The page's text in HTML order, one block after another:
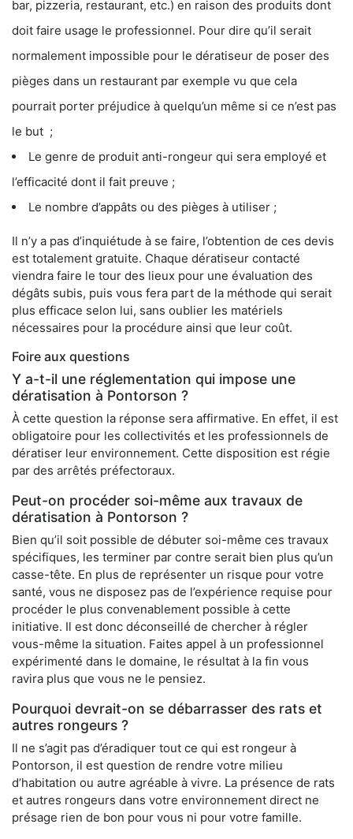
bar, pizzeria, restaurant, etc.) en raison des produits dont
doit faire usage le professionnel. Pour dire qu’il serait
normalement impossible pour le dératiseur de poser des
pièges dans un restaurant par exemple vu que cela
pourrait porter préjudice à quelqu’un même si ce n’est pas
le but ;
Le genre de produit anti-rongeur qui sera employé et
l’efficacité dont il fait preuve ;
Le nombre d’appâts ou des pièges à utiliser ;
Il n’y a pas d’inquiétude à se faire, l’obtention de ces devis
est totalement gratuite. Chaque dératiseur contacté
viendra faire le tour des lieux pour une évaluation des
dégâts subis, puis vous fera part de la méthode qui serait
plus efficace selon lui, sans oublier les matériels
nécessaires pour la procédure ainsi que leur coût.
Foire aux questions
Y a-t-il une réglementation qui impose une
dératisation à Pontorson ?
À cette question la réponse sera affirmative. En effet, il est
obligatoire pour les collectivités et les professionnels de
dératiser leur environnement. Cette disposition est régie
par des arrêtés préfectoraux.
Peut-on procéder soi-même aux travaux de
dératisation à Pontorson ?
Bien qu’il soit possible de débuter soi-même ces travaux
spécifiques, les terminer par contre serait bien plus qu’un
casse-tête. En plus de représenter un risque pour votre
santé, vous ne disposez pas de l’expérience requise pour
procéder le plus convenablement possible à cette
initiative. Il est donc déconseillé de chercher à régler
vous-même la situation. Faites appel à un professionnel
expérimenté dans le domaine, le résultat à la fin vous
ravira plus que vous ne le pensiez.
Pourquoi devrait-on se débarrasser des rats et
autres rongeurs ?
Il ne s’agit pas d’éradiquer tout ce qui est rongeur à
Pontorson, il est question de rendre votre milieu
d’habitation ou autre agréable à vivre. La présence de rats
et autres rongeurs dans votre environnement direct ne
présage rien de bon pour vous ni pour votre famille.